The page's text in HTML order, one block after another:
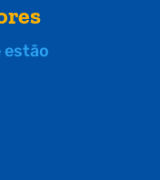
estão